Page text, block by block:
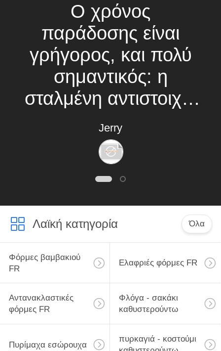
Ο χρόνος
παράδοσης είναι
γρήγορος, και πολύ
σημαντικός: η
σταλμένη αντιστοιχία
προϊόντων πάντα η
διαταγή. Τους
εμπιστεύομαι επειδή
δεν έχω
απογοητευθεί ποτέ
με τους.
Jerry
Λαϊκή κατηγορία Όλα
Φόρμες βαμβακιού
FR
Ελαφριές φόρμες FR
Αντανακλαστικές
φόρμες FR
Φλόγα - σακάκι
καθυστερούντω
Πυρίμαχα εσώρουχα
πυρκαγιά - κοστούμι